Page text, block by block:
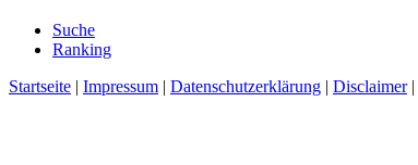
Suche
Ranking
Startseite | Impressum | Datenschutzerklärung | Disclaimer|